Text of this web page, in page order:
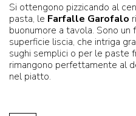
Si ottengono pizzicando al
pasta, le Farfalle Garofalo
buonumore a tavola. Sono
superficie liscia, che intriga
sughi semplici o per le paste
rimangono perfettamente al
nel piatto.